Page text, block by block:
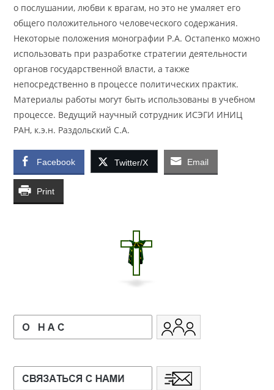
о послушании, любви к врагам, но это не умаляет его
общего положительного человеческого содержания.
Некоторые положения монографии Р.А. Остапенко можно
использовать при разработке стратегии деятельности
органов государственной власти, а также
непосредственно в процессе политических практик.
Материалы работы могут быть использованы в учебном
процессе. Ведущий научный сотрудник ИСЭГИ ИНИЦ
РАН, к.э.н. Раздольский С.А.
Facebook Twitter/X Email
Print